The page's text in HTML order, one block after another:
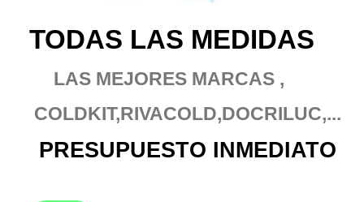
TODAS LAS MEDIDAS
LAS MEJORES MARCAS ,
COLDKIT,RIVACOLD,DOCRILUC,...
PRESUPUESTO INMEDIATO